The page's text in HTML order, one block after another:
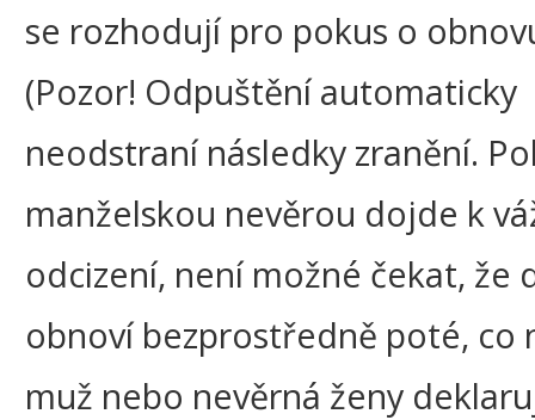
se rozhodují pro pokus o
(Pozor! Odpuštění automaticky
neodstraní následky zranění.
manželskou nevěrou dojde k
odcizení, není možné čekat, že
obnoví bezprostředně poté, co
muž nebo nevěrná ženy